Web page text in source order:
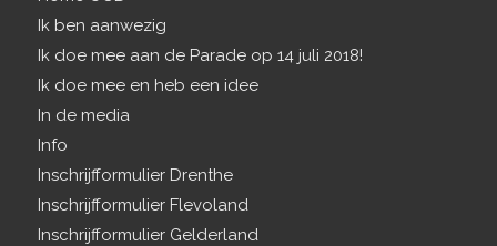
Ik ben aanwezig
Ik doe mee aan de Parade op 14 juli 2018!
Ik doe mee en heb een idee
In de media
Info
Inschrijfformulier Drenthe
Inschrijfformulier Flevoland
Inschrijfformulier Gelderland